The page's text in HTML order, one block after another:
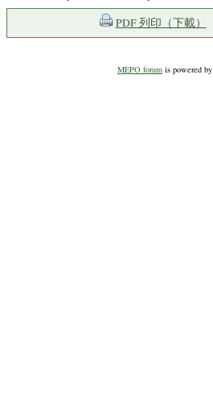
PDF 列印（下載）
MEPO forum is powered by